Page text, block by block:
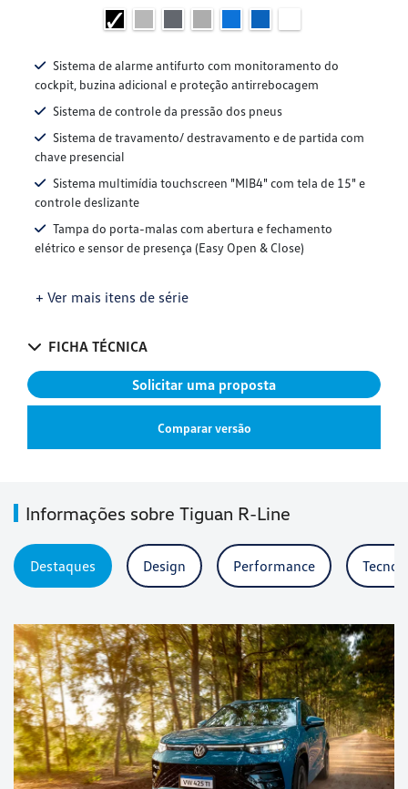
Sistema de alarme antifurto com monitoramento do
cockpit, buzina adicional e proteção antirrebocagem
Sistema de controle da pressão dos pneus
Sistema de travamento/ destravamento e de partida com
chave presencial
Sistema multimídia touchscreen "MIB4" com tela de 15" e
controle deslizante
Tampa do porta-malas com abertura e fechamento
elétrico e sensor de presença (Easy Open & Close)
+ Ver mais itens de série
FICHA TÉCNICA
Solicitar uma proposta
Comparar versão
Informações sobre Tiguan R-Line
Destaques Design Performance